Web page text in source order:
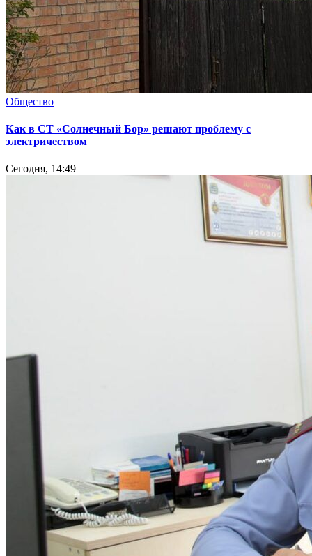
Общество
Как в СТ «Солнечный Бор» решают проблему с
электричеством
Сегодня, 14:49